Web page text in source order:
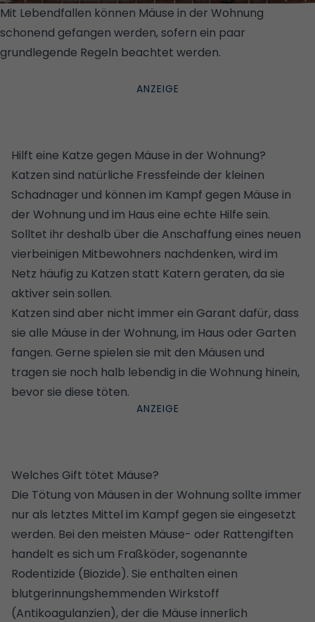
Mit Lebendfallen können Mäuse in der Wohnung
schonend gefangen werden, sofern ein paar
grundlegende Regeln beachtet werden.
Hilft eine Katze gegen Mäuse in der Wohnung?
Katzen sind natürliche Fressfeinde der kleinen
Schadnager und können im Kampf gegen Mäuse in
der Wohnung und im Haus eine echte Hilfe sein.
Solltet ihr deshalb über die Anschaffung eines neuen
vierbeinigen Mitbewohners nachdenken, wird im
Netz häufig zu Katzen statt Katern geraten, da sie
aktiver sein sollen.
Katzen sind aber nicht immer ein Garant dafür, dass
sie alle Mäuse in der Wohnung, im Haus oder Garten
fangen. Gerne spielen sie mit den Mäusen und
tragen sie noch halb lebendig in die Wohnung hinein,
bevor sie diese töten.
Welches Gift tötet Mäuse?
Die Tötung von Mäusen in der Wohnung sollte immer
nur als letztes Mittel im Kampf gegen sie eingesetzt
werden. Bei den meisten Mäuse- oder Rattengiften
handelt es sich um Fraßköder, sogenannte
Rodentizide (Biozide). Sie enthalten einen
blutgerinnungshemmenden Wirkstoff
(Antikoagulanzien), der die Mäuse innerlich